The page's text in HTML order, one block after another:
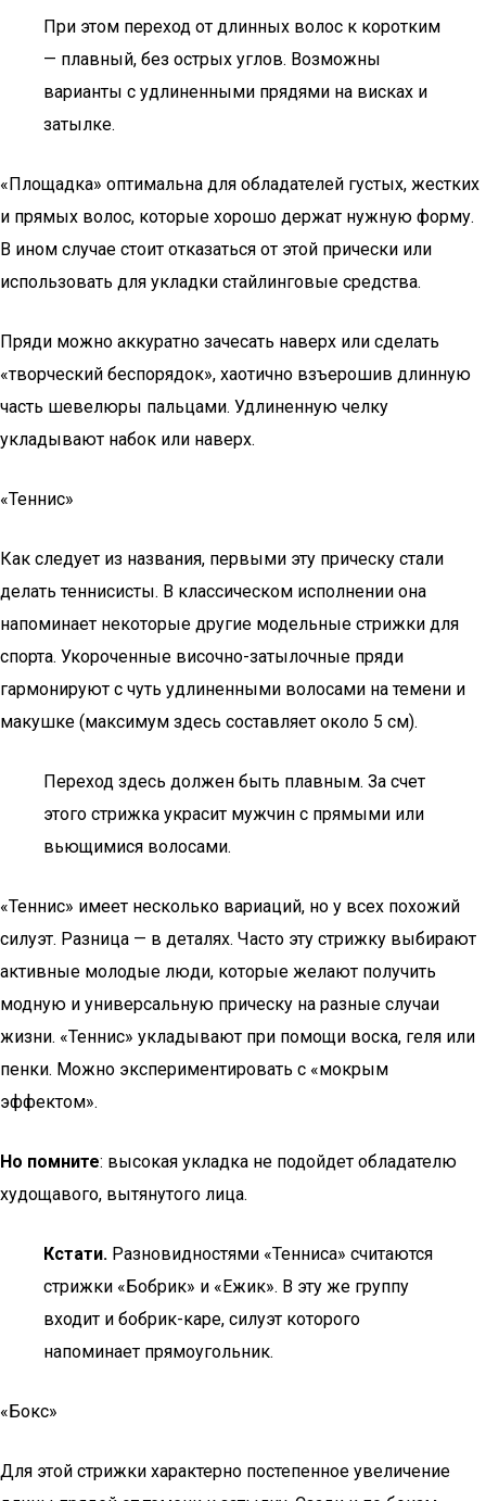
При этом переход от длинных волос к коротким
— плавный, без острых углов. Возможны
варианты с удлиненными прядями на висках и
затылке.
«Площадка» оптимальна для обладателей густых, жестких
и прямых волос, которые хорошо держат нужную форму.
В ином случае стоит отказаться от этой прически или
использовать для укладки стайлинговые средства.
Пряди можно аккуратно зачесать наверх или сделать
«творческий беспорядок», хаотично взъерошив длинную
часть шевелюры пальцами. Удлиненную челку
укладывают набок или наверх.
«Теннис»
Как следует из названия, первыми эту прическу стали
делать теннисисты. В классическом исполнении она
напоминает некоторые другие модельные стрижки для
спорта. Укороченные височно-затылочные пряди
гармонируют с чуть удлиненными волосами на темени и
макушке (максимум здесь составляет около 5 см).
Переход здесь должен быть плавным. За счет
этого стрижка украсит мужчин с прямыми или
вьющимися волосами.
«Теннис» имеет несколько вариаций, но у всех похожий
силуэт. Разница — в деталях. Часто эту стрижку выбирают
активные молодые люди, которые желают получить
модную и универсальную прическу на разные случаи
жизни. «Теннис» укладывают при помощи воска, геля или
пенки. Можно экспериментировать с «мокрым
эффектом».
Но помните: высокая укладка не подойдет обладателю
худощавого, вытянутого лица.
Кстати. Разновидностями «Тенниса» считаются
стрижки «Бобрик» и «Ежик». В эту же группу
входит и бобрик-каре, силуэт которого
напоминает прямоугольник.
«Бокс»
Для этой стрижки характерно постепенное увеличение